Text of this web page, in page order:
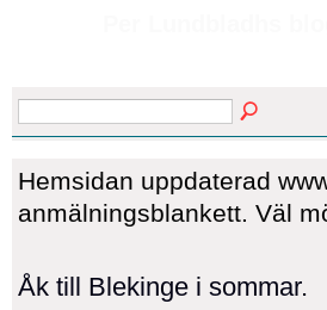
Hemsidan uppdaterad
anmälningsblankett. Väl
Åk till Blekinge i sommar.